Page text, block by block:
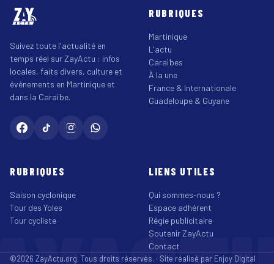
Suivez toute l'actualité en
temps réel sur ZayActu : infos
locales, faits divers, culture et
événements en Martinique et
dans la Caraïbe.
RUBRIQUES
Martinique
L'actu
Caraïbes
À la une
France & Internationale
Guadeloupe & Guyane
RUBRIQUES
Saison cyclonique
Tour des Yoles
Tour cycliste
LIENS UTILES
Qui sommes-nous ?
Espace adhérent
Régie publicitaire
Soutenir ZayActu
Contact
©2026 ZayActu.org. Tous droits réservés. · Site réalisé par Enjoy Digital